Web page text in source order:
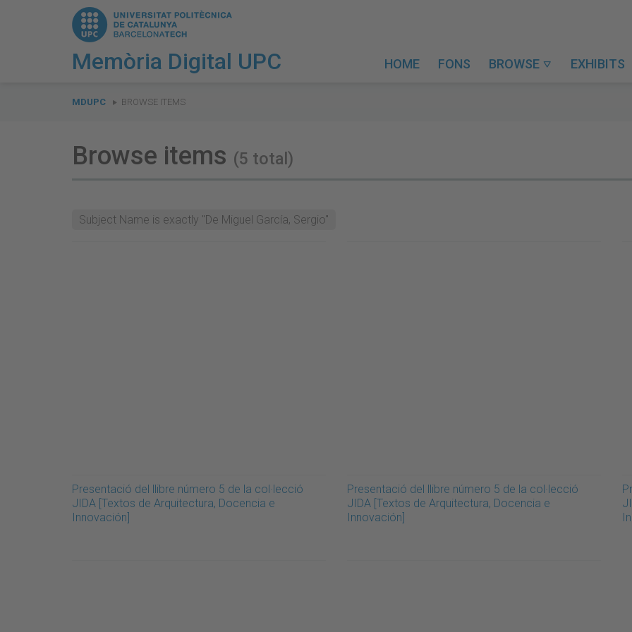
Memòria Digital UPC HOME FONS BROWSE  EXHIBITS
are
MDUPC BROWSE ITEMS
Browse items (5 total)
Subject Name is exactly "De Miguel García, Sergio"
Presentació del llibre número 5 de la col·lecció
JIDA [Textos de Arquitectura, Docencia e
Innovación]
Presentació del llibre número 5 de la col·lecció
JIDA [Textos de Arquitectura, Docencia e
Innovación]